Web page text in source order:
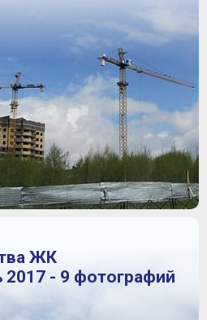
ЖК
- 9 фотографий